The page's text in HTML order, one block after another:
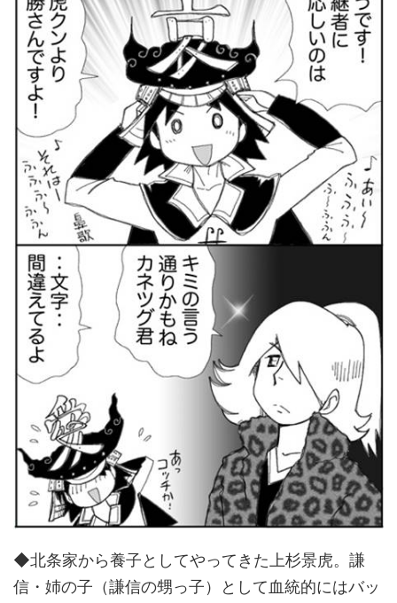
◆北条家から養子としてやってきた上杉景虎。謙
信・姉の子（謙信の甥っ子）として血統的にはバッ